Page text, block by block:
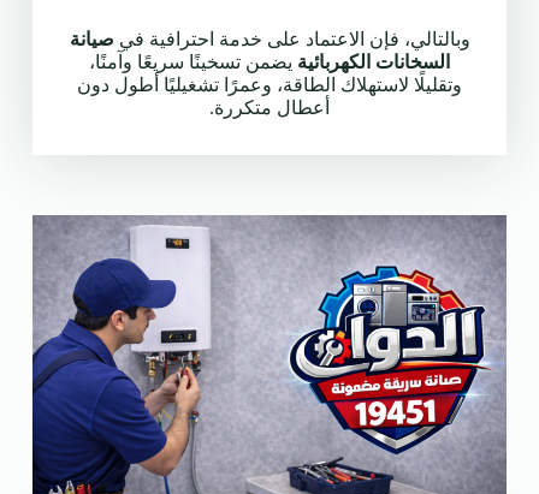
وبالتالي، فإن الاعتماد على خدمة احترافية في صيانة
السخانات الكهربائية يضمن تسخينًا سريعًا وآمنًا،
وتقليلًا لاستهلاك الطاقة، وعمرًا تشغيليًا أطول دون
أعطال متكررة.